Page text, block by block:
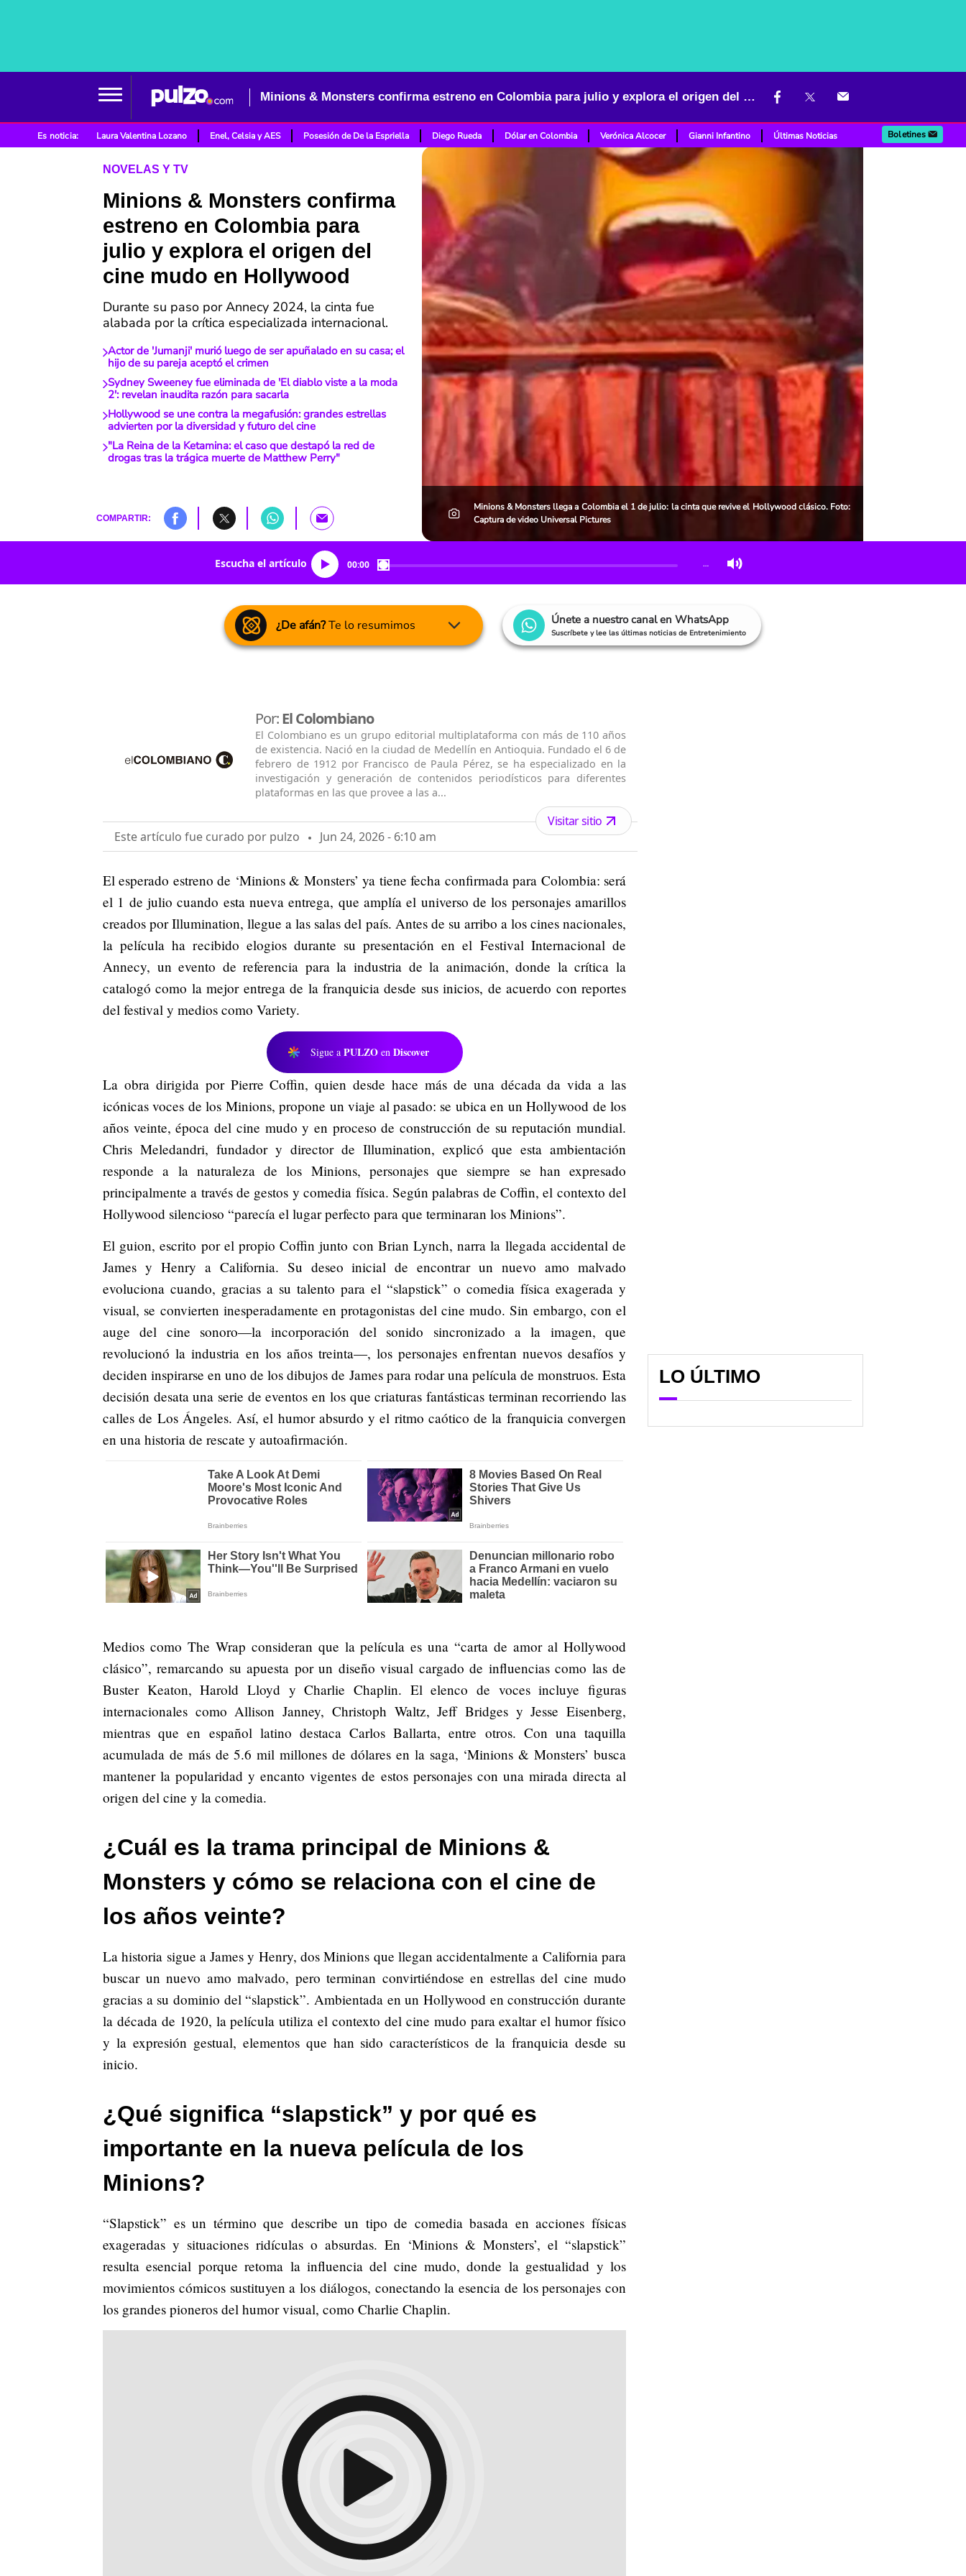
Minions & Monsters confirma estreno en Colombia para julio y explora el origen del cine mudo en Hollywood
Es noticia: Laura Valentina Lozano Enel, Celsia y AES Posesión de De la Espriella Diego Rueda Dólar en Colombia Verónica Alcocer Gianni Infantino Últimas Noticias Boletines
NOVELAS Y TV
Minions & Monsters confirma
estreno en Colombia para
julio y explora el origen del
cine mudo en Hollywood
Durante su paso por Annecy 2024, la cinta fue
alabada por la crítica especializada internacional.
Actor de 'Jumanji' murió luego de ser apuñalado en su casa; el
hijo de su pareja aceptó el crimen
Sydney Sweeney fue eliminada de 'El diablo viste a la moda
2': revelan inaudita razón para sacarla
Hollywood se une contra la megafusión: grandes estrellas
advierten por la diversidad y futuro del cine
"La Reina de la Ketamina: el caso que destapó la red de
drogas tras la trágica muerte de Matthew Perry"
COMPARTIR:
Minions & Monsters llega a Colombia el 1 de julio: la cinta que revive el Hollywood clásico. Foto:
Captura de video Universal Pictures
Escucha el artículo 00:00 …
¿De afán?Te lo resumimos Únete a nuestro canal en WhatsApp
Suscríbete y lee las últimas noticias de Entretenimiento
Por:El Colombiano
El Colombiano es un grupo editorial multiplataforma con más de 110 años
de existencia. Nació en la ciudad de Medellín en Antioquia. Fundado el 6 de
febrero de 1912 por Francisco de Paula Pérez, se ha especializado en la
investigación y generación de contenidos periodísticos para diferentes
plataformas en las que provee a las a...
Este artículo fue curado por pulzo Jun 24, 2026 - 6:10 am
Visitar sitio
El esperado estreno de ‘Minions & Monsters’ ya tiene fecha confirmada para Colombia: será
el 1 de julio cuando esta nueva entrega, que amplía el universo de los personajes amarillos
creados por Illumination, llegue a las salas del país. Antes de su arribo a los cines nacionales,
la película ha recibido elogios durante su presentación en el Festival Internacional de
Annecy, un evento de referencia para la industria de la animación, donde la crítica la
catalogó como la mejor entrega de la franquicia desde sus inicios, de acuerdo con reportes
del festival y medios como Variety.
Sigue a PULZO en Discover
La obra dirigida por Pierre Coffin, quien desde hace más de una década da vida a las
icónicas voces de los Minions, propone un viaje al pasado: se ubica en un Hollywood de los
años veinte, época del cine mudo y en proceso de construcción de su reputación mundial.
Chris Meledandri, fundador y director de Illumination, explicó que esta ambientación
responde a la naturaleza de los Minions, personajes que siempre se han expresado
principalmente a través de gestos y comedia física. Según palabras de Coffin, el contexto del
Hollywood silencioso “parecía el lugar perfecto para que terminaran los Minions”.
El guion, escrito por el propio Coffin junto con Brian Lynch, narra la llegada accidental de
James y Henry a California. Su deseo inicial de encontrar un nuevo amo malvado
evoluciona cuando, gracias a su talento para el “slapstick” o comedia física exagerada y
visual, se convierten inesperadamente en protagonistas del cine mudo. Sin embargo, con el
auge del cine sonoro—la incorporación del sonido sincronizado a la imagen, que
revolucionó la industria en los años treinta—, los personajes enfrentan nuevos desafíos y
deciden inspirarse en uno de los dibujos de James para rodar una película de monstruos. Esta
decisión desata una serie de eventos en los que criaturas fantásticas terminan recorriendo las
calles de Los Ángeles. Así, el humor absurdo y el ritmo caótico de la franquicia convergen
en una historia de rescate y autoafirmación.
Medios como The Wrap consideran que la película es una “carta de amor al Hollywood
clásico”, remarcando su apuesta por un diseño visual cargado de influencias como las de
Buster Keaton, Harold Lloyd y Charlie Chaplin. El elenco de voces incluye figuras
internacionales como Allison Janney, Christoph Waltz, Jeff Bridges y Jesse Eisenberg,
mientras que en español latino destaca Carlos Ballarta, entre otros. Con una taquilla
acumulada de más de 5.6 mil millones de dólares en la saga, ‘Minions & Monsters’ busca
mantener la popularidad y encanto vigentes de estos personajes con una mirada directa al
origen del cine y la comedia.
¿Cuál es la trama principal de Minions &
Monsters y cómo se relaciona con el cine de
los años veinte?
La historia sigue a James y Henry, dos Minions que llegan accidentalmente a California para
buscar un nuevo amo malvado, pero terminan convirtiéndose en estrellas del cine mudo
gracias a su dominio del “slapstick”. Ambientada en un Hollywood en construcción durante
la década de 1920, la película utiliza el contexto del cine mudo para exaltar el humor físico
y la expresión gestual, elementos que han sido característicos de la franquicia desde su
inicio.
¿Qué significa “slapstick” y por qué es
importante en la nueva película de los
Minions?
“Slapstick” es un término que describe un tipo de comedia basada en acciones físicas
exageradas y situaciones ridículas o absurdas. En ‘Minions & Monsters’, el “slapstick”
resulta esencial porque retoma la influencia del cine mudo, donde la gestualidad y los
movimientos cómicos sustituyen a los diálogos, conectando la esencia de los personajes con
los grandes pioneros del humor visual, como Charlie Chaplin.
LO ÚLTIMO